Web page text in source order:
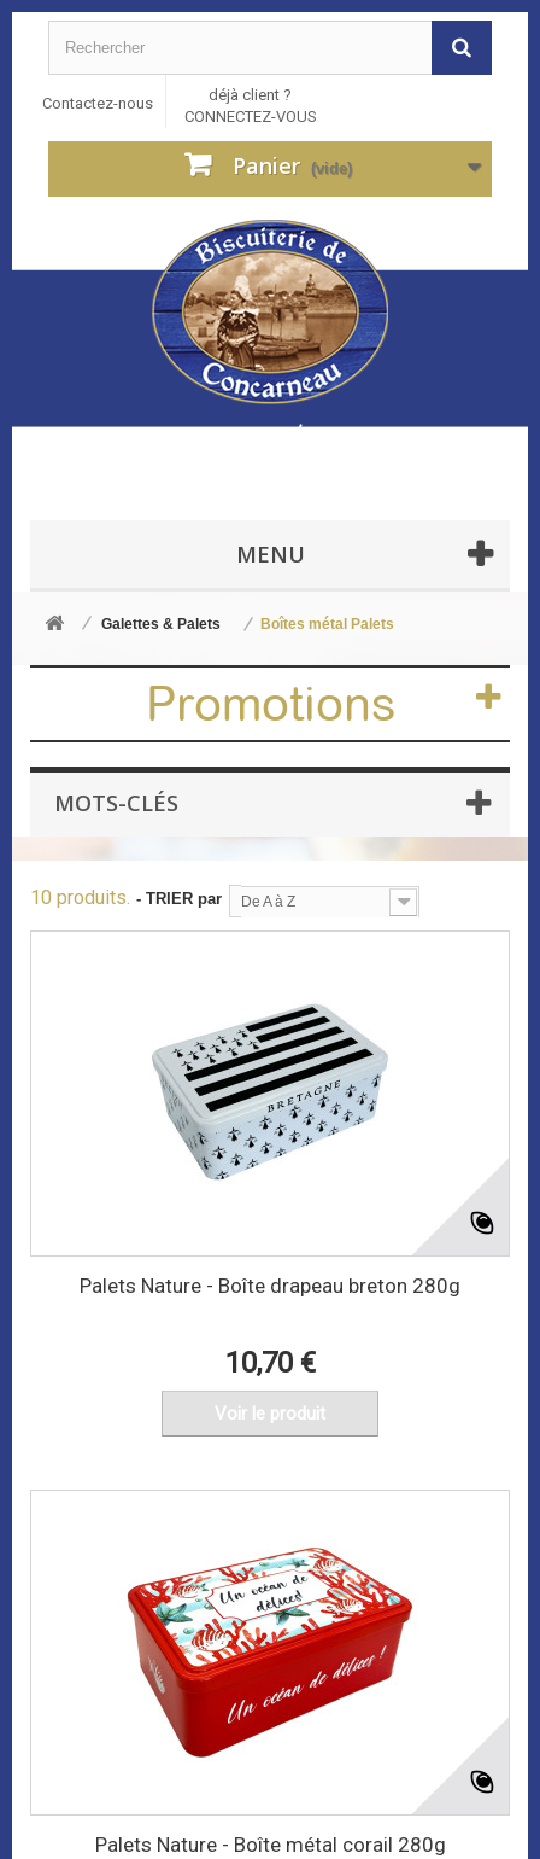
Contactez-nous
déjà client ?
CONNECTEZ-VOUS
Panier (vide)
MENU
Galettes & Palets Boîtes métal Palets
Promotions
MOTS-CLÉS
10 produits. - TRIER par De A à Z
Palets Nature - Boîte drapeau breton 280g
10,70 €
Voir le produit
Palets Nature - Boîte métal corail 280g